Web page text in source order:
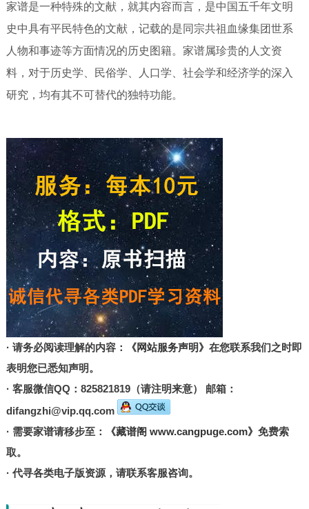
家谱是一种特殊的文献，就其内容而言，是中国五千年文明
史中具有平民特色的文献，记载的是同宗共祖血缘集团世系
人物和事迹等方面情况的历史图籍。家谱属珍贵的人文资
料，对于历史学、民俗学、人口学、社会学和经济学的深入
研究，均有其不可替代的独特功能。
· 请务必阅读理解的内容： 《网站服务声明》 在您联系我们之时即
表明您已悉知声明。
· 客服微信QQ：825821819（请注明来意） 邮箱：
difangzhi@vip.qq.com
· 需要家谱请移步至：
《藏谱阁 www.cangpuge.com》 免费索
取。
· 代寻各类电子版资源，请联系客服咨询。